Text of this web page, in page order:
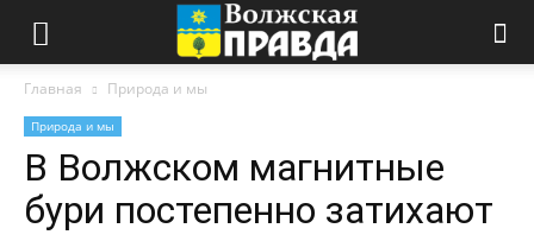
Главная Природа и мы
Природа и мы
В Волжском магнитные
бури постепенно затихают